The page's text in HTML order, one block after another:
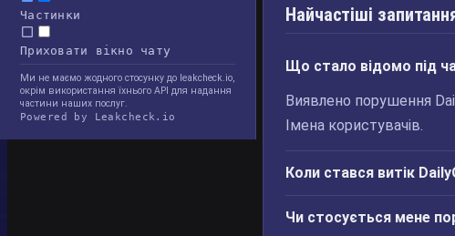
Частинки
Приховати вікно чату
Ми не маємо жодного стосунку до leakcheck.io,
окрім використання їхнього API для надання
частини наших послуг.
Powered by Leakcheck.io
Найчастіші
Що стало відомо під
Виявлено порушення
Імена користувачів.
Коли стався витік
Чи стосується мене